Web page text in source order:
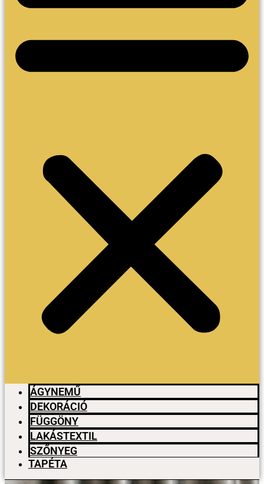
ÁGYNEMŰ
DEKORÁCIÓ
FÜGGÖNY
LAKÁSTEXTIL
SZŐNYEG
TAPÉTA